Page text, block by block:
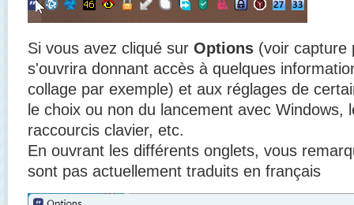
Si vous avez cliqué sur Options (voir capture
s'ouvrira donnant accès à quelques
collage par exemple) et aux réglages de
le choix ou non du lancement avec Windows,
raccourcis clavier, etc.
En ouvrant les différents onglets, vous
sont pas actuellement traduits en français